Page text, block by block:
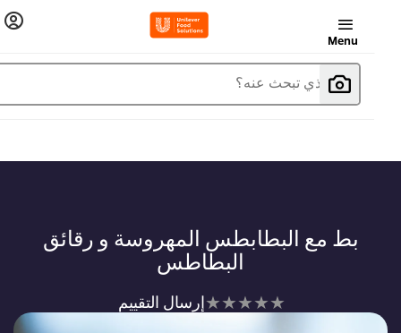
Menu
ما الذي تبحث عنه؟
بط مع البطابطس المهروسة و رقائق
البطاطس
لم
إرسال التقييم